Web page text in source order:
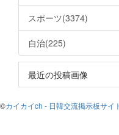
スポーツ(3374)
自治(225)
最近の投稿画像
©カイカイch - 日韓交流掲示板サイ